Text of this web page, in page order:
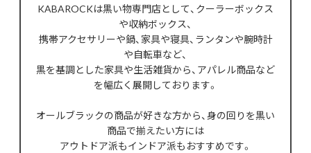
KABAROCKは黒い物専門店として、クーラーボックス
や収納ボックス、
携帯アクセサリーや鍋、家具や寝具、ランタンや腕時計
や自転車など、
黒を基調とした家具や生活雑貨から、アパレル商品など
を幅広く展開しております。
オールブラックの商品が好きな方から、身の回りを黒い
商品で揃えたい方には
アウトドア派もインドア派もおすすめです。